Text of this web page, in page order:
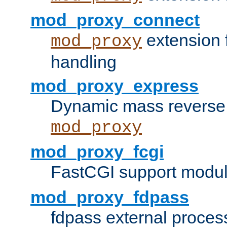
mod_proxy_connect
mod_proxy
handling
mod_proxy_express
Dynamic mass
mod_proxy
mod_proxy_fcgi
FastCGI support
mod_proxy_fdpass
fdpass external